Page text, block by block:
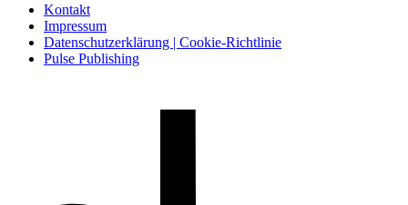
Kontakt
Impressum
Datenschutzerklärung | Cookie-Richtlinie
Pulse Publishing